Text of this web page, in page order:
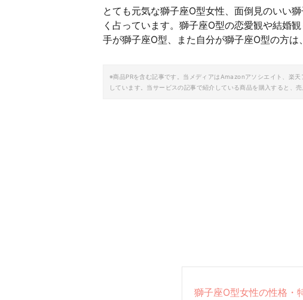
とても元気な獅子座O型女性、面倒見のいい
く占っています。獅子座O型の恋愛観や結婚
手が獅子座O型、また自分が獅子座O型の方は
※商品PRを含む記事です。当メディアはAmazonアソシエイト、楽
しています。当サービスの記事で紹介している商品を購入すると、
獅子座O型女性の性格・